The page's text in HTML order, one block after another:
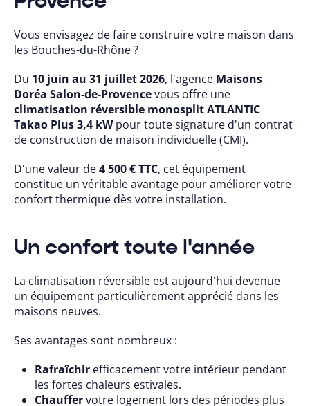
Vous envisagez de faire construire votre maison dans
les Bouches-du-Rhône ?
Du 10 juin au 31 juillet 2026, l'agence Maisons
Doréa Salon-de-Provencevous offre une
climatisation réversible monosplit ATLANTIC
Takao Plus 3,4 kWpour toute signature d'un contrat
de construction de maison individuelle (CMI).
D'une valeur de4 500 € TTC, cet équipement
constitue un véritable avantage pour améliorer votre
confort thermique dès votre installation.
Un confort toute l'année
La climatisation réversible est aujourd'hui devenue
un équipement particulièrement apprécié dans les
maisons neuves.
Ses avantages sont nombreux :
Rafraîchir efficacement votre intérieur pendant
les fortes chaleurs estivales.
Chauffervotre logement lors des périodes plus